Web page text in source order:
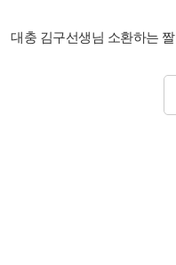
대충 김구선생님 소환하는 짤